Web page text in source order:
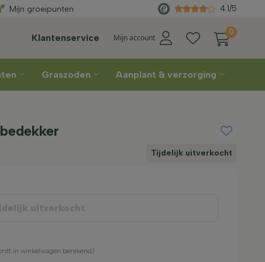
vanaf €450 Rechtstreeks
Mijn groeipunten 4.1/5
Klantenservice Mijn account
0
Graszoden Aanplant & verzorging
Tijdelijk uitverkocht
in winkelwagen berekend)